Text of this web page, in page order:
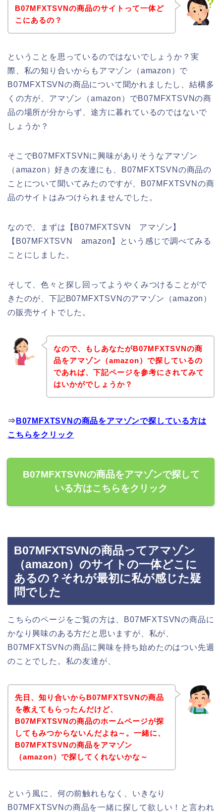
B07MFXTSVNの商品のサイトって一体ど
こにあるの？
ということを思っているのではないでしょうか？実
際、私の知り合いからもアマゾン（amazon）で
B07MFXTSVNの商品について聞かれましたし、結構多
くの方が、アマゾン（amazon）でB07MFXTSVNの商
品の場所が分からず、途方に暮れているのではないで
しょうか？
そこでB07MFXTSVNに興味がありそうなアマゾン
（amazon）好きの友達にも、B07MFXTSVNの商品の
ことについて聞いてみたのですが、B07MFXTSVNの商
品のサイトはみつけられませんでした。
なので、まずは【B07MFXTSVN アマゾン】
【B07MFXTSVN amazon】という感じで調べてみる
ことにしました。
そして、色々と探し回ってようやくみつけることがで
きたのが、下記B07MFXTSVNのアマゾン（amazon）
の販売サイトでした。
なので、もしあなたがB07MFXTSVNの商
品をアマゾン（amazon）で探しているの
であれば、下記ページを参考にされてみて
はいかがでしょうか？
⇒ B07MFXTSVNの商品をアマゾンで探している方は
こちらをクリック
B07MFXTSVNの商品をアマゾンで探して
いる方はこちらをクリック
B07MFXTSVNの商品ってアマゾン
（amazon）のサイトの一体どこに
あるの？それが最初に私が感じた疑
問でした
こちらのページをご覧の方は、B07MFXTSVNの商品に
かなり興味のある方だと思いますが、私が、
B07MFXTSVNの商品に興味を持ち始めたのはつい先週
のことでした。私の友達が、
先日、知り合いからB07MFXTSVNの商品
を教えてもらったんだけど、
B07MFXTSVNの商品のホームページが探
してもみつからないんだよね～。一緒に、
B07MFXTSVNの商品をアマゾン
（amazon）で探してくれないかな～
という風に、何の前触れもなく、いきなり
B07MFXTSVNの商品を一緒に探して欲しい！と言われ